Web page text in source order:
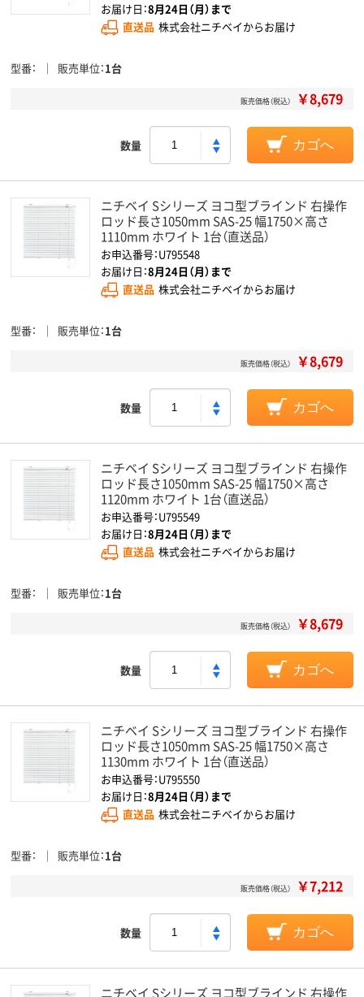
お届け日：8月24日（月）まで
直送品 株式会社ニチベイからお届け
型番 販売単位 1台
販売価格（税込） ￥8,679
数量 カゴへ
ニチベイ Sシリーズ ヨコ型ブラインド 右操作
ロッド長さ1050mm SAS-25 幅1750×高さ
1110mm ホワイト 1台（直送品）
お申込番号：U795548
お届け日：8月24日（月）まで
直送品 株式会社ニチベイからお届け
型番 販売単位 1台
販売価格（税込） ￥8,679
数量 カゴへ
ニチベイ Sシリーズ ヨコ型ブラインド 右操作
ロッド長さ1050mm SAS-25 幅1750×高さ
1120mm ホワイト 1台（直送品）
お申込番号：U795549
お届け日：8月24日（月）まで
直送品 株式会社ニチベイからお届け
型番 販売単位 1台
販売価格（税込） ￥8,679
数量 カゴへ
ニチベイ Sシリーズ ヨコ型ブラインド 右操作
ロッド長さ1050mm SAS-25 幅1750×高さ
1130mm ホワイト 1台（直送品）
お申込番号：U795550
お届け日：8月24日（月）まで
直送品 株式会社ニチベイからお届け
型番 販売単位 1台
販売価格（税込） ￥7,212
数量 カゴへ
ニチベイ Sシリーズ ヨコ型ブラインド 右操作